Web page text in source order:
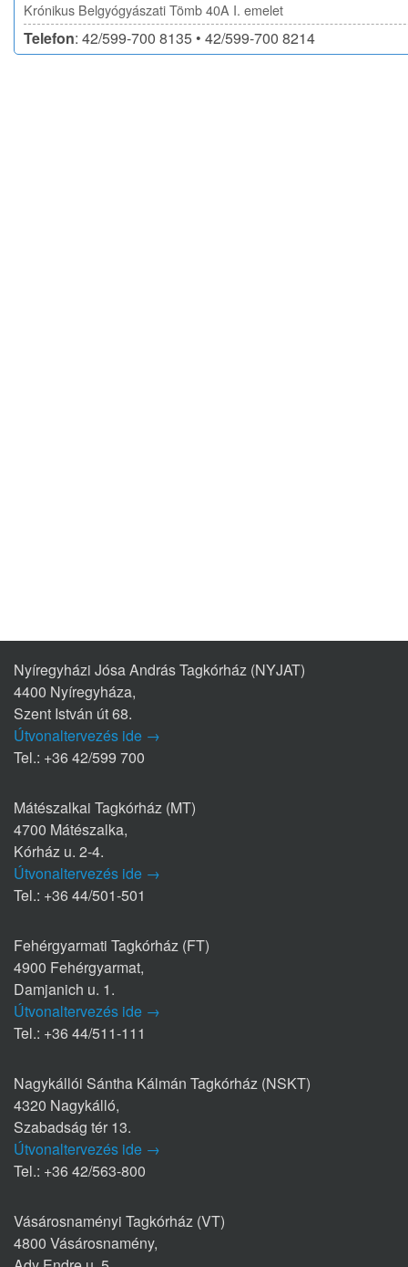
Krónikus Belgyógyászati Tömb 40A I. emelet
Telefon: 42/599-700 8135 • 42/599-700 8214
Nyíregyházi Jósa András Tagkórház (NYJAT)
4400 Nyíregyháza,
Szent István út 68.
Útvonaltervezés ide →
Tel.: +36 42/599 700
Mátészalkai Tagkórház (MT)
4700 Mátészalka,
Kórház u. 2-4.
Útvonaltervezés ide →
Tel.: +36 44/501-501
Fehérgyarmati Tagkórház (FT)
4900 Fehérgyarmat,
Damjanich u. 1.
Útvonaltervezés ide →
Tel.: +36 44/511-111
Nagykállói Sántha Kálmán Tagkórház (NSKT)
4320 Nagykálló,
Szabadság tér 13.
Útvonaltervezés ide →
Tel.: +36 42/563-800
Vásárosnaményi Tagkórház (VT)
4800 Vásárosnamény,